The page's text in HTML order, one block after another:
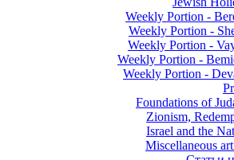
Weekly Portion -
Weekly Portion -
Weekly Portion -
Weekly Portion -
Weekly Portion -
Foundations of
Zionism,
Israel and the
Miscellaneous